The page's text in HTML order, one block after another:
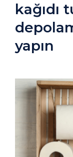
kağıdı
yapın